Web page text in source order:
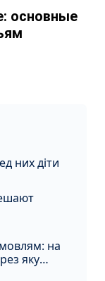
основные
них діти
на
яку